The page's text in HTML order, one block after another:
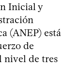
Inicial y
(ANEP) está
de
nivel de tres